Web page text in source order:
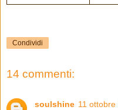
Condividi
14 commenti:
soulshine 11